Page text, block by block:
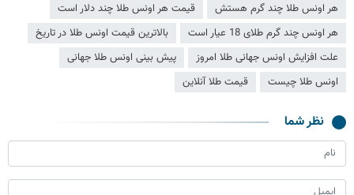
هر اونس طلا چند گرم هستش
قیمت هر اونس طلا چند دلار است
هر اونس چند گرم طلای 18 عیار است
بالاترین قیمت اونس طلا در تاریخ
علت افزایش اونس جهانی طلا امروز
پیش بینی اونس طلا جهانی
اونس طلا چیست
قیمت طلا آنلاین
نظر شما